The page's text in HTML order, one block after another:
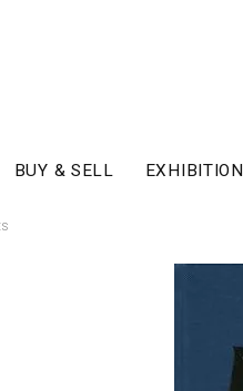
BUY & SELL EXHIBITION